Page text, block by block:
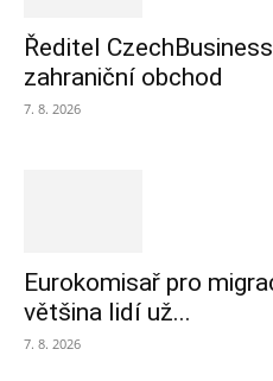
Ředitel
zahraniční obchod
7. 8. 2026
Eurokomisař pro
většina lidí už...
7. 8. 2026